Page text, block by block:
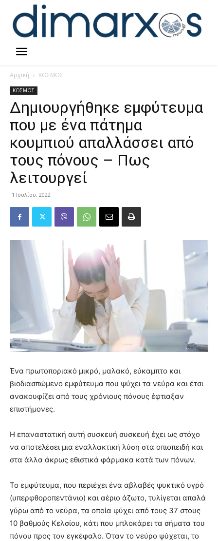
Αρχική ΚΟΣΜΟΣ
ΚΟΣΜΟΣ
Δημιουργήθηκε εμφύτευμα
που με ένα πάτημα
κουμπιού απαλλάσσει από
τους πόνους – Πως
λειτουργεί
1 Ιουλίου, 2022
Ένα πρωτοποριακό μικρό, μαλακό, εύκαμπτο και
βιοδιασπώμενο εμφύτευμα που ψύχει τα νεύρα και έτσι
ανακουφίζει από τους χρόνιους πόνους έφτιαξαν
επιστήμονες.
Η επαναστατική αυτή συσκευή συσκευή έχει ως στόχο
να αποτελέσει μια εναλλακτική λύση στα οπιοπειδή και
στα άλλα άκρως εθιστικά φάρμακα κατά των πόνων.
Το εμφύτευμα, που περιέχει ένα αβλαβές ψυκτικό υγρό
(υπερφθοροπεντάνιο) και αέριο άζωτο, τυλίγεται απαλά
γύρω από το νεύρα, τα οποία ψύχει από τους 37 στους
10 βαθμούς Κελσίου, κάτι που μπλοκάρει τα σήματα του
πόνου προς τον εγκέφαλο. Όταν το νεύρο ψύχεται, το